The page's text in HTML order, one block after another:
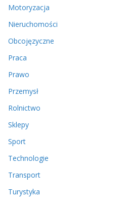
Motoryzacja
Nieruchomości
Obcojęzyczne
Praca
Prawo
Przemysł
Rolnictwo
Sklepy
Sport
Technologie
Transport
Turystyka